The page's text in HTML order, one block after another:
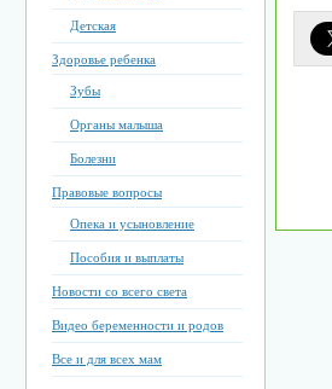
Детская
Здоровье ребенка
Зубы
Органы малыша
Болезни
Правовые вопросы
Опека и усыновление
Пособия и выплаты
Новости со всего света
Видео беременности и родов
Все и для всех мам